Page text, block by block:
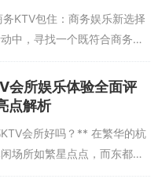
包住：商务娱乐新选择
中，寻找一个既符合商务需
娱乐场所，成为了许多商务
州，这座历史悠久而又充满
独...
会所娱乐体验全面评
点解析
会所好吗？** 在繁华的杭
场所如繁星点点，而东都
中一颗璀璨的明珠。作为杭